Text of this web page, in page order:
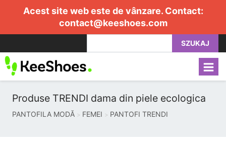
Acest site web este de vânzare. Contact:
contact@keeshoes.com
SZUKAJ
Produse TRENDI dama din piele ecologica
PANTOFILA MODĂ FEMEI PANTOFI TRENDI